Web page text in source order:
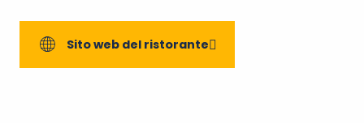
Sito web del ristorante